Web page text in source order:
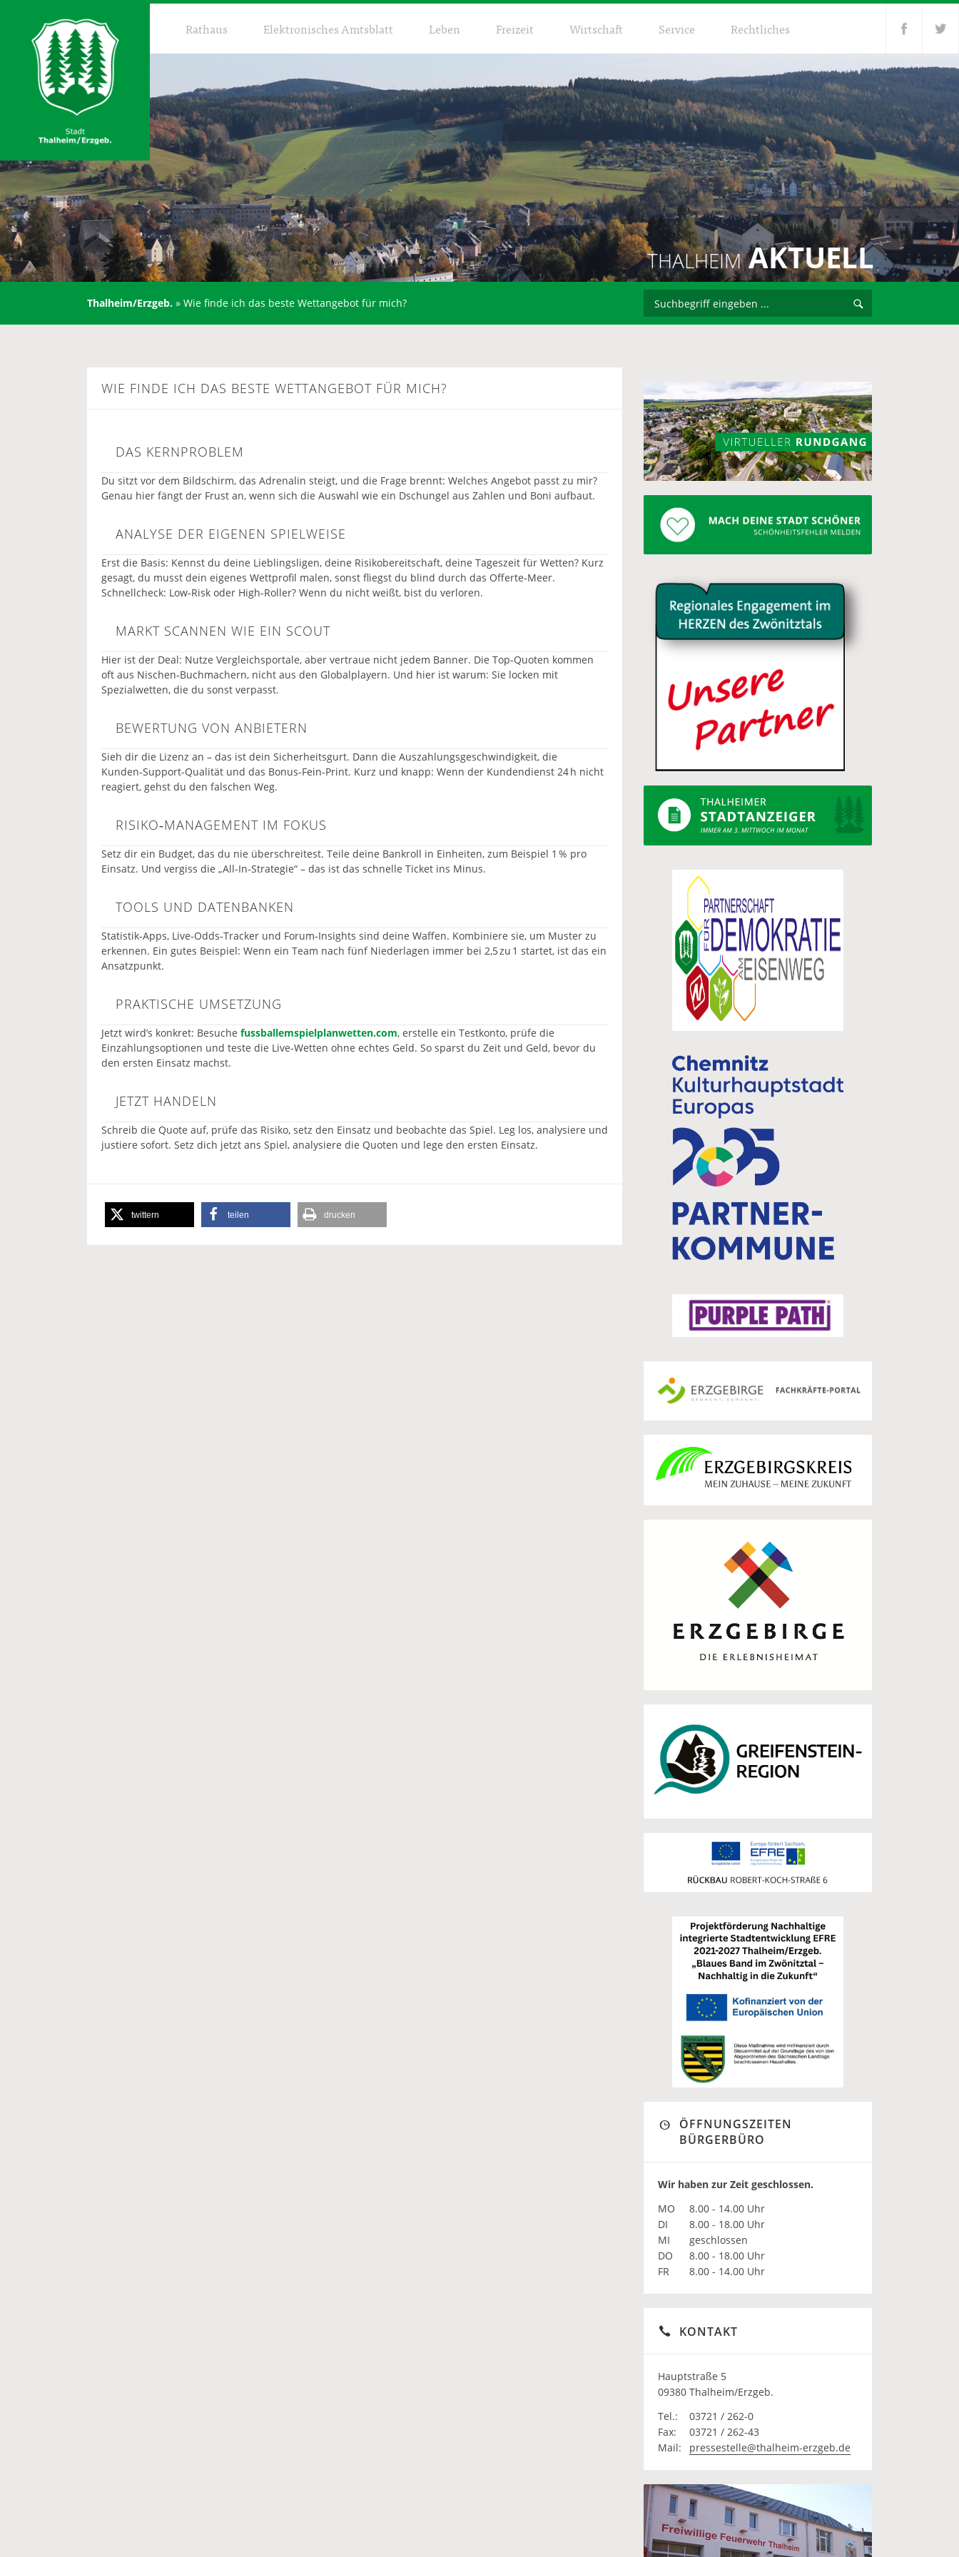
Rathaus Elektronisches Amtsblatt Leben Freizeit Wirtschaft Service Rechtliches
THALHEIMAKTUELL
Thalheim/Erzgeb. » Wie finde ich das beste Wettangebot für mich?
WIE FINDE ICH DAS BESTE WETTANGEBOT FÜR MICH?
DAS KERNPROBLEM
Du sitzt vor dem Bildschirm, das Adrenalin steigt, und die Frage brennt: Welches Angebot passt zu mir?
Genau hier fängt der Frust an, wenn sich die Auswahl wie ein Dschungel aus Zahlen und Boni aufbaut.
ANALYSE DER EIGENEN SPIELWEISE
Erst die Basis: Kennst du deine Lieblingsligen, deine Risikobereitschaft, deine Tageszeit für Wetten? Kurz
gesagt, du musst dein eigenes Wettprofil malen, sonst fliegst du blind durch das Offerte‑Meer.
Schnellcheck: Low‑Risk oder High‑Roller? Wenn du nicht weißt, bist du verloren.
MARKT SCANNEN WIE EIN SCOUT
Hier ist der Deal: Nutze Vergleichsportale, aber vertraue nicht jedem Banner. Die Top‑Quoten kommen
oft aus Nischen‑Buchmachern, nicht aus den Globalplayern. Und hier ist warum: Sie locken mit
Spezialwetten, die du sonst verpasst.
BEWERTUNG VON ANBIETERN
Sieh dir die Lizenz an – das ist dein Sicherheitsgurt. Dann die Auszahlungsgeschwindigkeit, die
Kunden‑Support‑Qualität und das Bonus‑Fein‑Print. Kurz und knapp: Wenn der Kundendienst 24 h nicht
reagiert, gehst du den falschen Weg.
RISIKO‑MANAGEMENT IM FOKUS
Setz dir ein Budget, das du nie überschreitest. Teile deine Bankroll in Einheiten, zum Beispiel 1 % pro
Einsatz. Und vergiss die „All‑In‑Strategie“ – das ist das schnelle Ticket ins Minus.
TOOLS UND DATENBANKEN
Statistik‑Apps, Live‑Odds‑Tracker und Forum‑Insights sind deine Waffen. Kombiniere sie, um Muster zu
erkennen. Ein gutes Beispiel: Wenn ein Team nach fünf Niederlagen immer bei 2,5 zu 1 startet, ist das ein
Ansatzpunkt.
PRAKTISCHE UMSETZUNG
Jetzt wird’s konkret: Besuche fussballemspielplanwetten.com, erstelle ein Testkonto, prüfe die
Einzahlungsoptionen und teste die Live‑Wetten ohne echtes Geld. So sparst du Zeit und Geld, bevor du
den ersten Einsatz machst.
JETZT HANDELN
Schreib die Quote auf, prüfe das Risiko, setz den Einsatz und beobachte das Spiel. Leg los, analysiere und
justiere sofort. Setz dich jetzt ans Spiel, analysiere die Quoten und lege den ersten Einsatz.
twittern teilen drucken
ÖFFNUNGSZEITEN
BÜRGERBÜRO
Wir haben zur Zeit geschlossen.
MO
8.00 - 14.00 Uhr
DI
8.00 - 18.00 Uhr
MI
geschlossen
DO
8.00 - 18.00 Uhr
FR
8.00 - 14.00 Uhr
KONTAKT
Hauptstraße 5
09380 Thalheim/Erzgeb.
Tel.:
03721 / 262-0
Fax:
03721 / 262-43
Mail:
pressestelle@thalheim-erzgeb.de